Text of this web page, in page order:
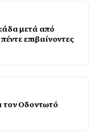
μετά από
επιβαίνοντες
Οδοντωτό